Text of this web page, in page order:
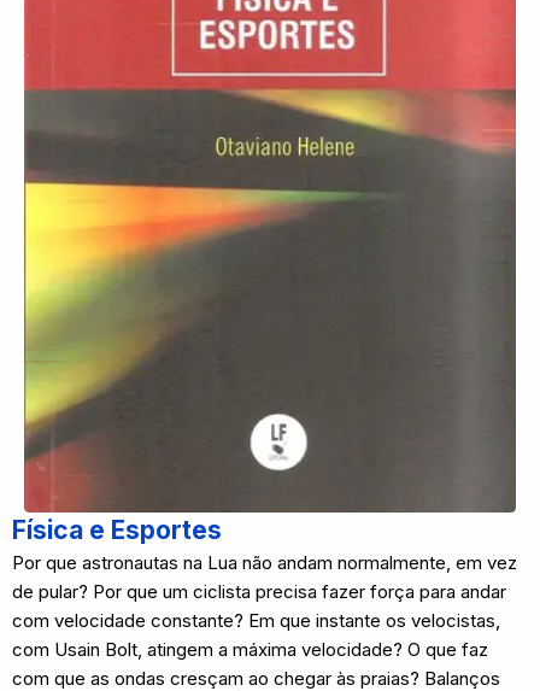
Física e Esportes
Por que astronautas na Lua não andam normalmente, em vez
de pular? Por que um ciclista precisa fazer força para andar
com velocidade constante? Em que instante os velocistas,
com Usain Bolt, atingem a máxima velocidade? O que faz
com que as ondas cresçam ao chegar às praias? Balanços